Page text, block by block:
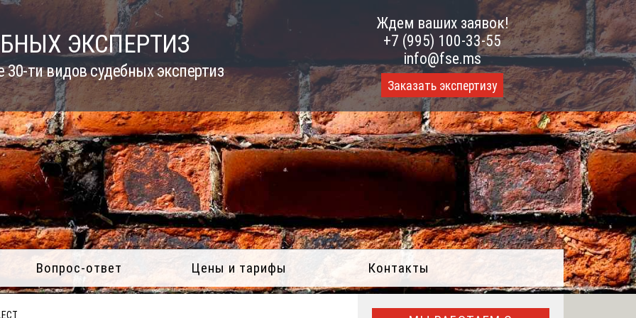
ЭКСПЕРТИЗ
ти видов судебных экспертиз
Ждем ваших заявок!
+7 (995) 100-33-55
info@fse.ms
Заказать экспертизу
Вопрос-ответ Цены и тарифы Контакты